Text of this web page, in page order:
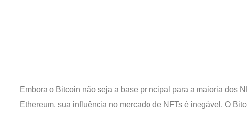
Embora o Bitcoin não seja a base principal para a maioria dos
Ethereum, sua influência no mercado de NFTs é inegável. O